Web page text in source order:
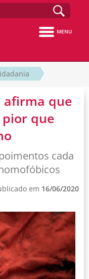
MENU
afirma que
pior que
cada
em 16/06/2020